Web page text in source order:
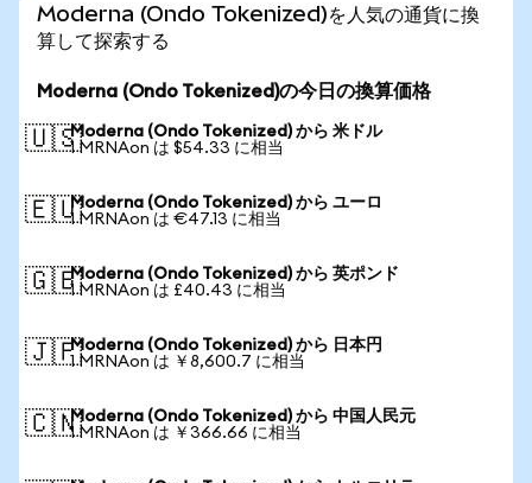
Moderna (Ondo Tokenized)を人気の通貨に換
算して探索する
Moderna (Ondo Tokenized)の今日の換算価格
🇺🇸Moderna (Ondo Tokenized) から 米ドル
1 MRNAon は $54.33 に相当
🇪🇺Moderna (Ondo Tokenized) から ユーロ
1 MRNAon は €47.13 に相当
🇬🇧Moderna (Ondo Tokenized) から 英ポンド
1 MRNAon は £40.43 に相当
🇯🇵Moderna (Ondo Tokenized) から 日本円
1 MRNAon は ￥8,600.7 に相当
🇨🇳Moderna (Ondo Tokenized) から 中国人民元
1 MRNAon は ￥366.66 に相当